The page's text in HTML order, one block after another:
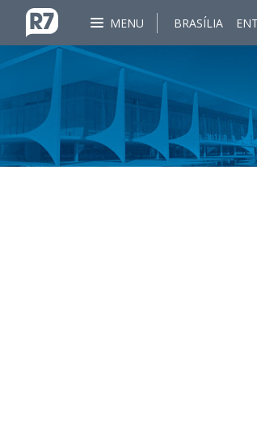
MENU BRASÍLIA